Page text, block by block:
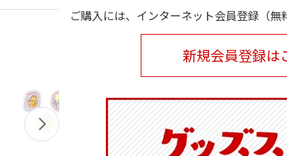
ご購入には、インターネット会員登録（無
新規会員登録は